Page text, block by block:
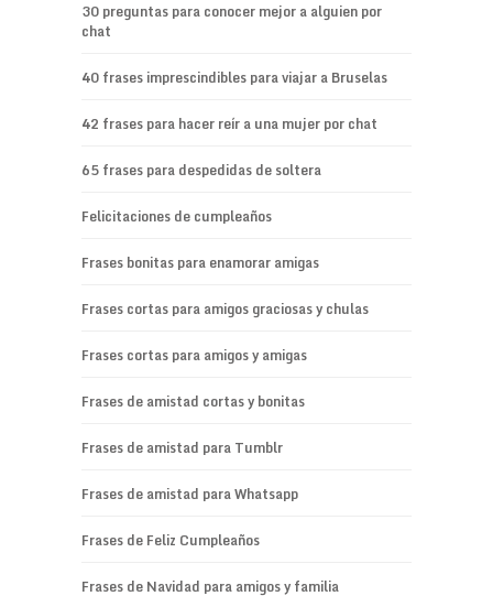
30 preguntas para conocer mejor a alguien por
chat
40 frases imprescindibles para viajar a Bruselas
42 frases para hacer reír a una mujer por chat
65 frases para despedidas de soltera
Felicitaciones de cumpleaños
Frases bonitas para enamorar amigas
Frases cortas para amigos graciosas y chulas
Frases cortas para amigos y amigas
Frases de amistad cortas y bonitas
Frases de amistad para Tumblr
Frases de amistad para Whatsapp
Frases de Feliz Cumpleaños
Frases de Navidad para amigos y familia